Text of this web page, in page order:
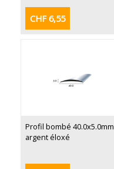
CHF 6,55
Profil bombé 40.0x5.0mm
argent éloxé